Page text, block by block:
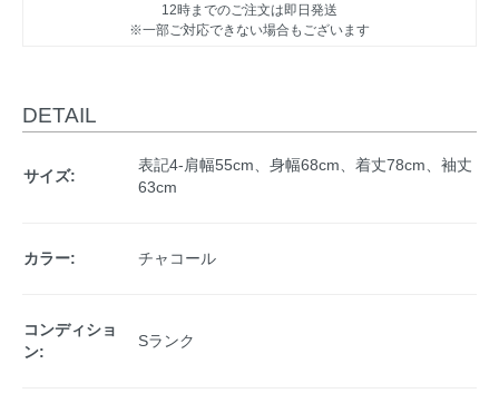
12時までのご注文は即日発送
※一部ご対応できない場合もございます
DETAIL
サイズ:
表記4-肩幅55cm、身幅68cm、着丈78cm、袖丈
63cm
カラー: チャコール
コンディショ
ン:
Sランク